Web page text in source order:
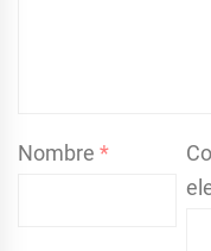
Nombre *